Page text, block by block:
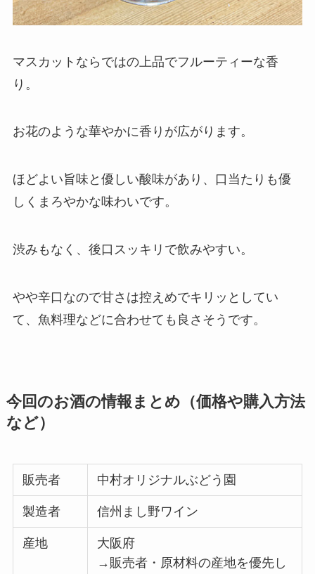
マスカットならではの上品でフルーティーな香
り。
お花のような華やかに香りが広がります。
ほどよい旨味と優しい酸味があり、口当たりも優
しくまろやかな味わいです。
渋みもなく、後口スッキリで飲みやすい。
やや辛口なので甘さは控えめでキリッとしてい
て、魚料理などに合わせても良さそうです。
今回のお酒の情報まとめ（価格や購入方法
など）
販売者 中村オリジナルぶどう園
製造者 信州まし野ワイン
産地
大阪府
→販売者・原材料の産地を優先し